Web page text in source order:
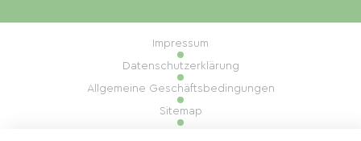
Impressum
Datenschutzerklärung
Allgemeine Geschäftsbedingungen
Sitemap